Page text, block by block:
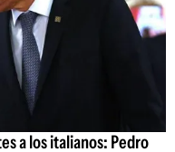
a los italianos: Pedro